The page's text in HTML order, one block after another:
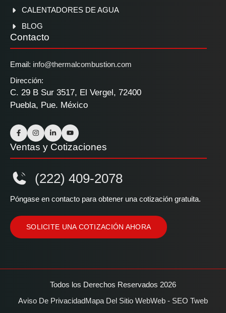
CALENTADORES DE AGUA
BLOG
Contacto
Email: info@thermalcombustion.com
Dirección:
C. 29 B Sur 3517, El Vergel, 72400
Puebla, Pue. México
Ventas y Cotizaciones
(222) 409-2078
Póngase en contacto para obtener una cotización gratuita.
SOLICITE UNA COTIZACIÓN AHORA
Todos los Derechos Reservados 2026
Aviso De PrivacidadMapa Del Sitio WebWeb - SEO Tweb